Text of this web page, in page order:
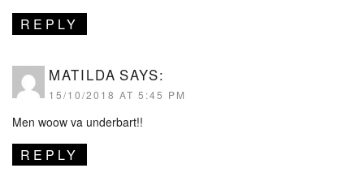
REPLY
MATILDA SAYS:
15/10/2018 AT 5:45 PM
Men woow va underbart!!
REPLY